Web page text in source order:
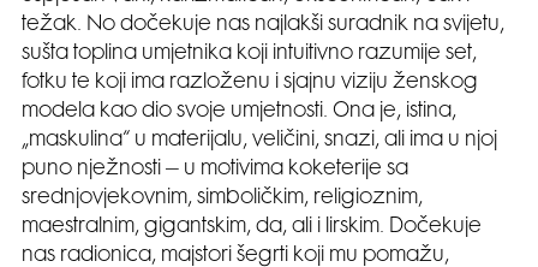
težak. No dočekuje nas najlakši suradnik na svijetu,
sušta toplina umjetnika koji intuitivno razumije set,
fotku te koji ima razloženu i sjajnu viziju ženskog
modela kao dio svoje umjetnosti. Ona je, istina,
„maskulina“ u materijalu, veličini, snazi, ali ima u njoj
puno nježnosti – u motivima koketerije sa
srednjovjekovnim, simboličkim, religioznim,
maestralnim, gigantskim, da, ali i lirskim. Dočekuje
nas radionica, majstori šegrti koji mu pomažu,